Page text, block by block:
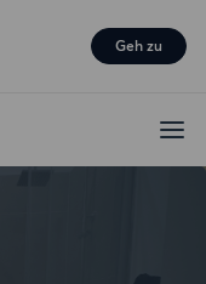
Geh zu